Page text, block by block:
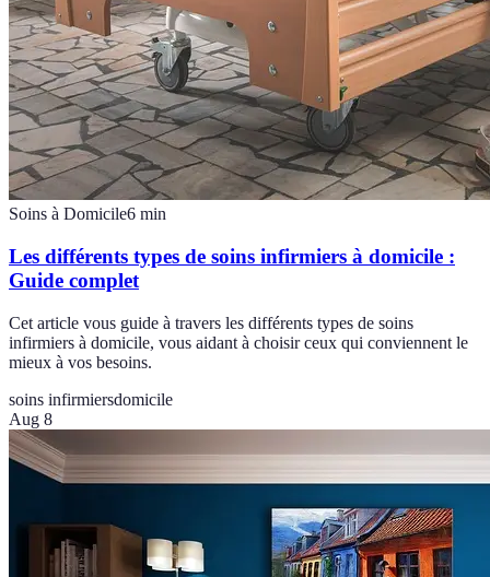
Soins à Domicile6 min
Les différents types de soins infirmiers à domicile :
Guide complet
Cet article vous guide à travers les différents types de soins
infirmiers à domicile, vous aidant à choisir ceux qui conviennent le
mieux à vos besoins.
soins infirmiersdomicile
Aug 8